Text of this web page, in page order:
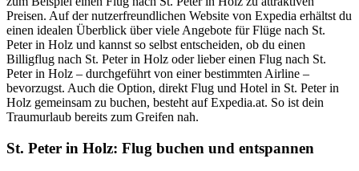
Preisen. Auf der nutzerfreundlichen Website von Expedia erhältst du
einen idealen Überblick über viele Angebote für Flüge nach St.
Peter in Holz und kannst so selbst entscheiden, ob du einen
Billigflug nach St. Peter in Holz oder lieber einen Flug nach St.
Peter in Holz – durchgeführt von einer bestimmten Airline –
bevorzugst. Auch die Option, direkt Flug und Hotel in St. Peter in
Holz gemeinsam zu buchen, besteht auf Expedia.at. So ist dein
Traumurlaub bereits zum Greifen nah.
St. Peter in Holz: Flug buchen und entspannen